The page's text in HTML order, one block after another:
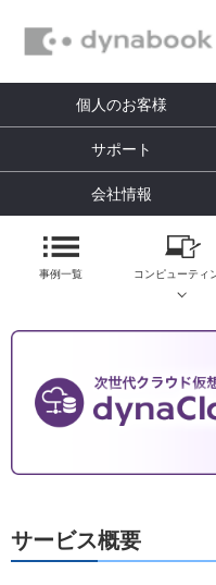
個人のお客様
サポート
会社情報
事例一覧 コンピューティ
サービス概要